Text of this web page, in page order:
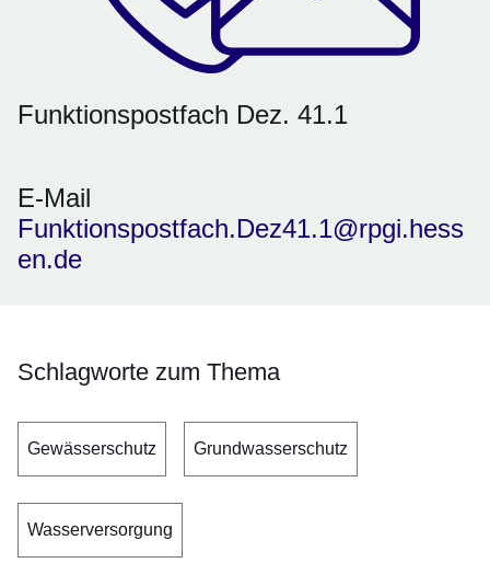
Funktionspostfach Dez. 41.1
E-Mail
Funktionspostfach.Dez41.1@rpgi.hess
en.de
Schlagworte zum Thema
Gewässerschutz Grundwasserschutz
Wasserversorgung